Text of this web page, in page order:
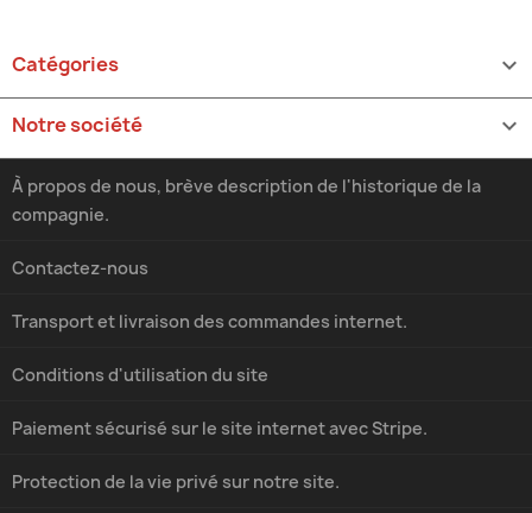
Catégories 
Notre société 
Transport et livraison des commandes internet.
Conditions d'utilisation du site
À propos de nous, brève description de l'historique de la
compagnie.
Paiement sécurisé sur le site internet avec Stripe.
Protection de la vie privé sur notre site.
Contactez-nous